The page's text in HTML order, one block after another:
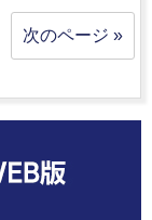
次のページ »